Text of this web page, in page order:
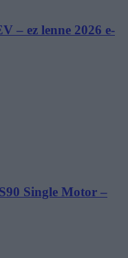
– ez lenne 2026 e-
Single Motor –